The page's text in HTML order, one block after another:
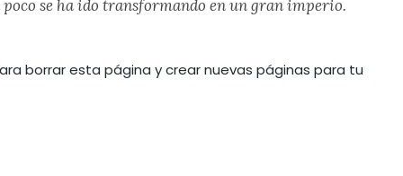
se ha ido transformando en un gran imperio.
borrar esta página y crear nuevas páginas para tu